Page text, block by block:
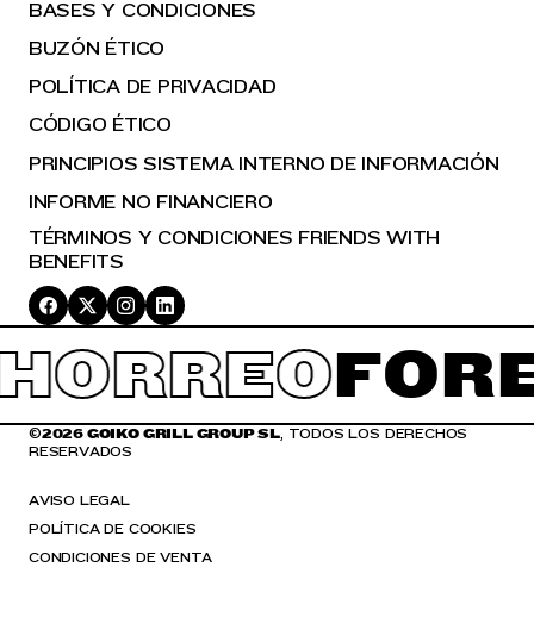
BASES Y CONDICIONES
BUZÓN ÉTICO
POLÍTICA DE PRIVACIDAD
CÓDIGO ÉTICO
PRINCIPIOS SISTEMA INTERNO DE INFORMACIÓN
INFORME NO FINANCIERO
TÉRMINOS Y CONDICIONES FRIENDS WITH
BENEFITS
©2026 GOIKO GRILL GROUP SL, TODOS LOS DERECHOS
RESERVADOS
AVISO LEGAL
POLÍTICA DE COOKIES
CONDICIONES DE VENTA